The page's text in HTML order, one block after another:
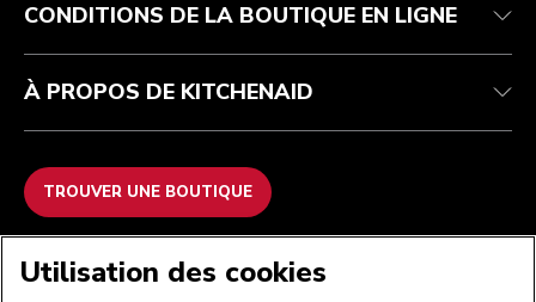
CONDITIONS DE LA BOUTIQUE EN LIGNE
À PROPOS DE KITCHENAID
TROUVER UNE BOUTIQUE
NOUS ACCEPTONS
Utilisation des cookies